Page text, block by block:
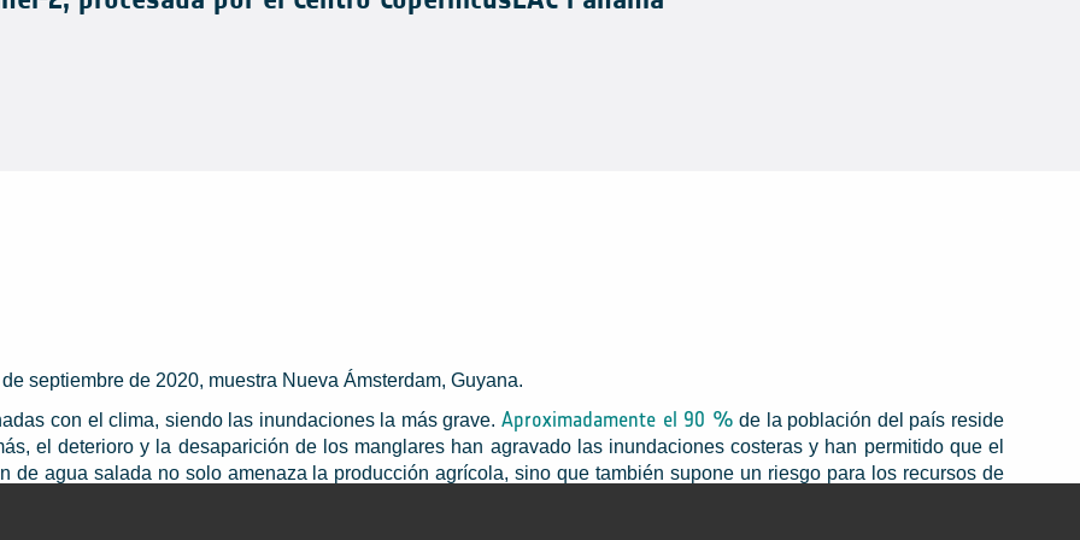
septiembre de 2020, muestra Nueva Ámsterdam, Guyana.
con el clima, siendo las inundaciones la más grave. Aproximadamente el 90 % de la población del país reside
el deterioro y la desaparición de los manglares han agravado las inundaciones costeras y han permitido que el
de agua salada no solo amenaza la producción agrícola, sino que también supone un riesgo para los recursos de